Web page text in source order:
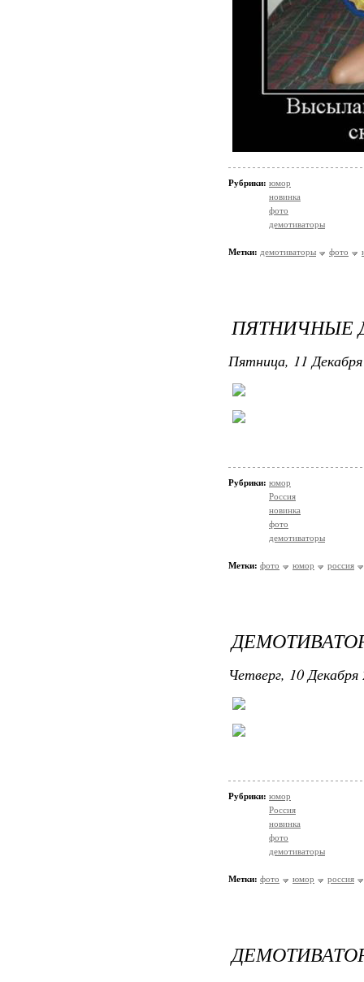
Рубрики: юмор
новинка
фото
демотиваторы
Метки: демотиваторы фото
ПЯТНИЧНЫЕ
Пятница, 11
Рубрики: юмор
Россия
новинка
фото
демотиваторы
Метки: фото юмор россия
Четверг, 10
Рубрики: юмор
Россия
новинка
фото
демотиваторы
Метки: фото юмор россия